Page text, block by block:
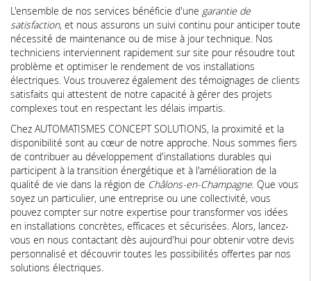
L'ensemble de nos services bénéficie d'une garantie de
satisfaction, et nous assurons un suivi continu pour anticiper toute
nécessité de maintenance ou de mise à jour technique. Nos
techniciens interviennent rapidement sur site pour résoudre tout
problème et optimiser le rendement de vos installations
électriques. Vous trouverez également des témoignages de clients
satisfaits qui attestent de notre capacité à gérer des projets
complexes tout en respectant les délais impartis.
Chez AUTOMATISMES CONCEPT SOLUTIONS, la proximité et la
disponibilité sont au cœur de notre approche. Nous sommes fiers
de contribuer au développement d'installations durables qui
participent à la transition énergétique et à l'amélioration de la
qualité de vie dans la région de Châlons-en-Champagne. Que vous
soyez un particulier, une entreprise ou une collectivité, vous
pouvez compter sur notre expertise pour transformer vos idées
en installations concrètes, efficaces et sécurisées. Alors, lancez-
vous en nous contactant dès aujourd'hui pour obtenir votre devis
personnalisé et découvrir toutes les possibilités offertes par nos
solutions électriques.